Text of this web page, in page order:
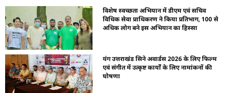
विशेष स्वच्छता अभियान में डीएम एवं सचिव
विधिक सेवा प्राधिकरण ने किया प्रतिभाग, 100 से
अधिक लोग बने इस अभियान का हिस्सा
यंग उत्तराखंड सिने अवार्डस 2026 के लिए फिल्म
एवं संगीत में उत्कृष्ट कार्यों के लिए नामांकनों की
घोषणा